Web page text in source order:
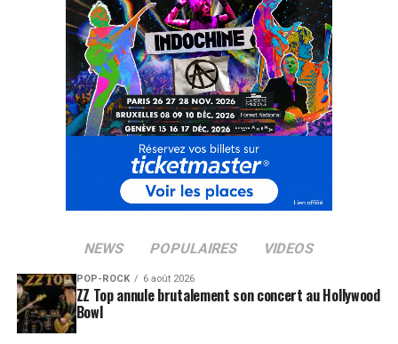
NEWS POPULAIRES VIDEOS
POP-ROCK 6 août 2026
ZZ Top annule brutalement son concert au Hollywood
Bowl